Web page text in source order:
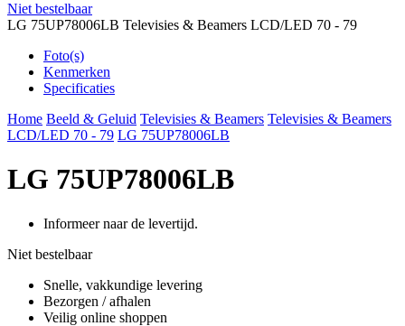
Niet bestelbaar
LG 75UP78006LB Televisies & Beamers LCD/LED 70 - 79
Foto(s)
Kenmerken
Specificaties
Home Beeld & Geluid Televisies & Beamers Televisies & Beamers
LCD/LED 70 - 79 LG 75UP78006LB
LG 75UP78006LB
Informeer naar de levertijd.
Niet bestelbaar
Snelle, vakkundige levering
Bezorgen / afhalen
Veilig online shoppen